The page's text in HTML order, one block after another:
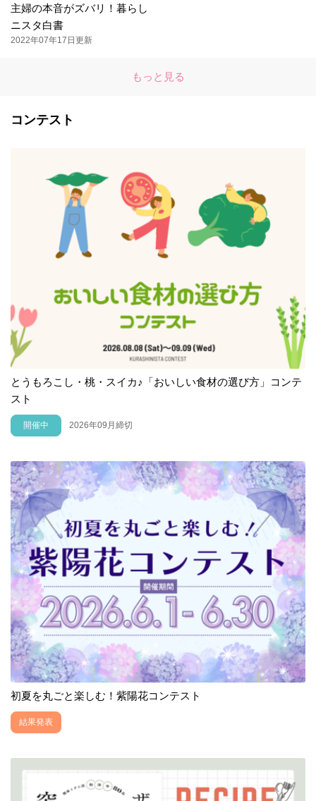
主婦の本音がズバリ！暮らし
ニスタ白書
2022年07年17日更新
もっと見る
コンテスト
とうもろこし・桃・スイカ♪「おいしい食材の選び方」コンテ
スト
開催中 2026年09月締切
初夏を丸ごと楽しむ！紫陽花コンテスト
結果発表